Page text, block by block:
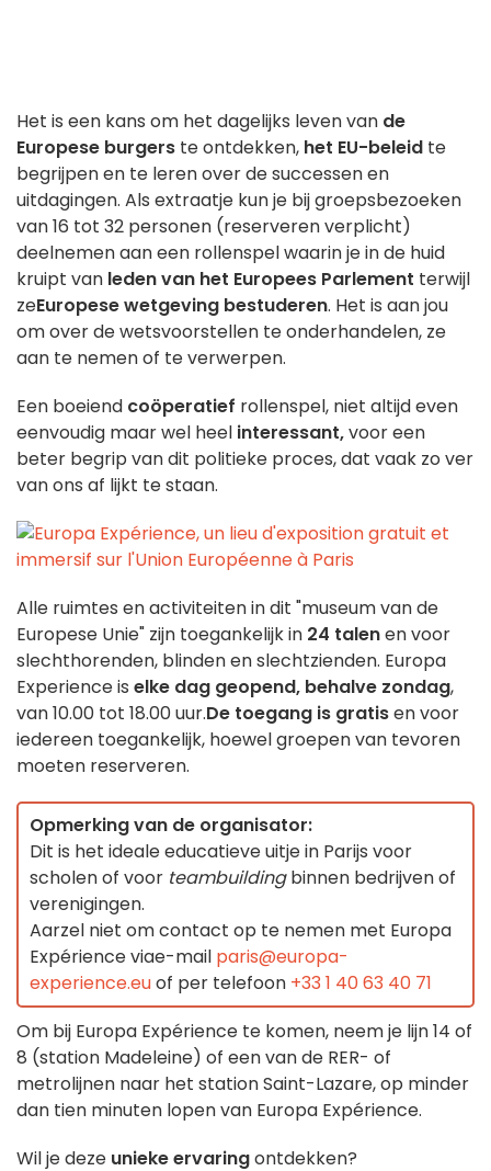
Het is een kans om het dagelijks leven van de
Europese burgers te ontdekken, het EU-beleid te
begrijpen en te leren over de successen en
uitdagingen. Als extraatje kun je bij groepsbezoeken
van 16 tot 32 personen (reserveren verplicht)
deelnemen aan een rollenspel waarin je in de huid
kruipt van leden van het Europees Parlement terwijl
zeEuropese wetgeving bestuderen. Het is aan jou
om over de wetsvoorstellen te onderhandelen, ze
aan te nemen of te verwerpen.
Een boeiend coöperatief rollenspel, niet altijd even
eenvoudig maar wel heel interessant,voor een
beter begrip van dit politieke proces, dat vaak zo ver
van ons af lijkt te staan.
Alle ruimtes en activiteiten in dit "museum van de
Europese Unie" zijn toegankelijk in 24 talenen voor
slechthorenden, blinden en slechtzienden. Europa
Experience is elke dag geopend, behalve zondag,
van 10.00 tot 18.00 uur.De toegang is gratisen voor
iedereen toegankelijk, hoewel groepen van tevoren
moeten reserveren.
Opmerking van de organisator:
Dit is het ideale educatieve uitje in Parijs voor
scholen of voor teambuildingbinnen bedrijven of
verenigingen.
Aarzel niet om contact op te nemen met Europa
Expérienceviae-mail paris@europa-
experience.euof per telefoon +33 1 40 63 40 71
Om bij Europa Expérience te komen, neem je lijn 14 of
8 (station Madeleine) of een van de RER- of
metrolijnen naar het station Saint-Lazare, op minder
dan tien minuten lopen van Europa Expérience.
Wil je deze unieke ervaringontdekken?